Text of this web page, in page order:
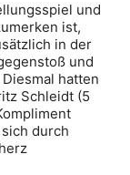
und
ist,
in der
und
hatten
Schleidt (5
durch